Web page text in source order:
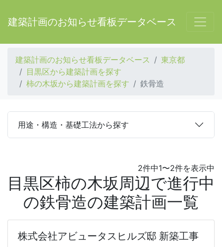
建築計画のお知らせ看板データベース
建築計画のお知らせ看板データベース
東京都
目黒区から建築計画を探す
柿の木坂から建築計画を探す
鉄骨造
用途・構造・基礎工法から探す
2件中1〜2件を表示中
目黒区柿の木坂周辺で進行中
の鉄骨造の建築計画一覧
株式会社アビュータスヒルズ邸 新築工事